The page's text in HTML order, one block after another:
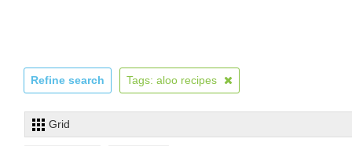
Refine search Tags: aloo recipes
Grid